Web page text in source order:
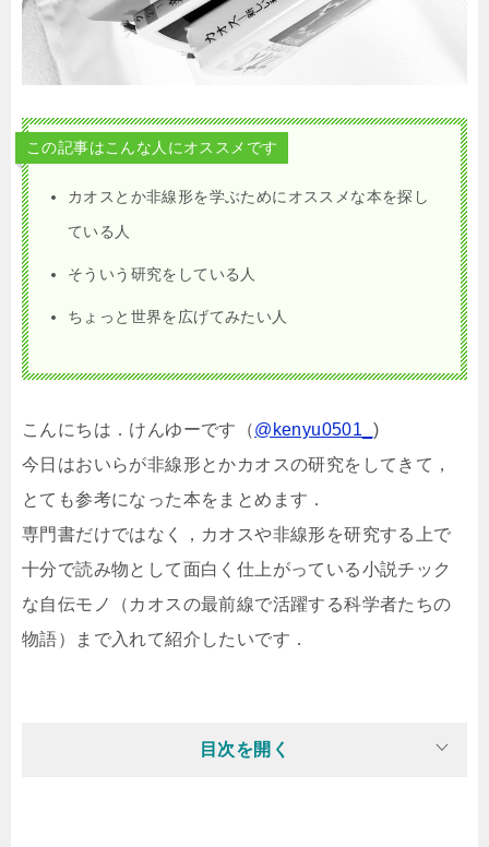
この記事はこんな人にオススメです
カオスとか非線形を学ぶためにオススメな本を探し
ている人
そういう研究をしている人
ちょっと世界を広げてみたい人
こんにちは．けんゆーです（@kenyu0501_ )
今日はおいらが非線形とかカオスの研究をしてきて，
とても参考になった本をまとめます．
専門書だけではなく，カオスや非線形を研究する上で
十分で読み物として面白く仕上がっている小説チック
な自伝モノ（カオスの最前線で活躍する科学者たちの
物語）まで入れて紹介したいです．
目次を開く